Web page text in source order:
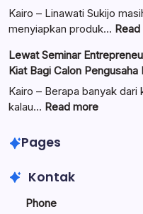
Resmi
Kairo – Linawati Sukijo
menyiapkan produk…
Lewat Seminar
Kiat Bagi Calon Pengusaha
Kairo – Berapa banyak
kalau… Read more:
Pages
Kontak
Phone